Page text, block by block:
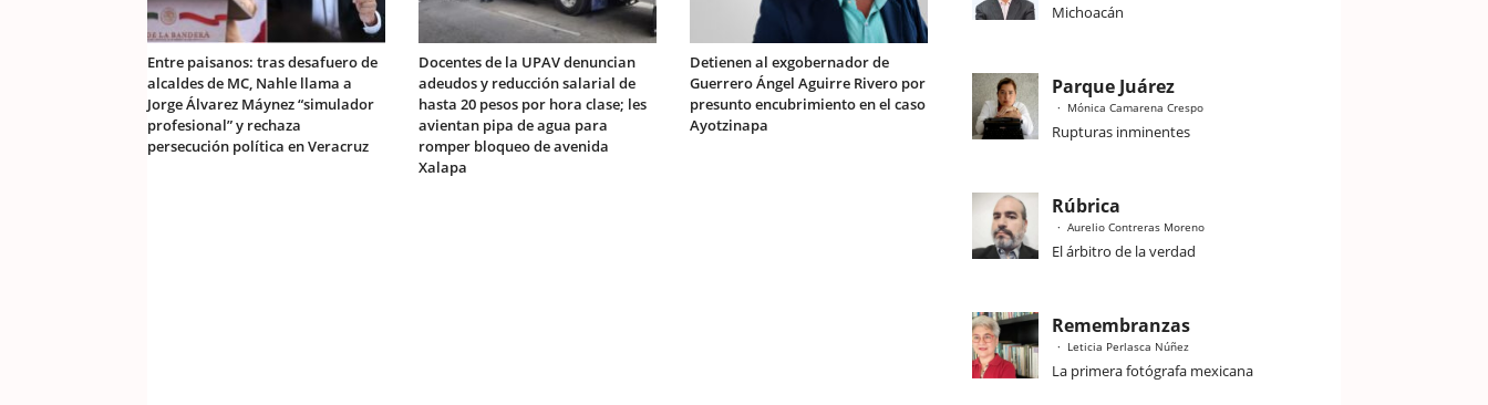
Entre paisanos: tras desafuero de
alcaldes de MC, Nahle llama a
Jorge Álvarez Máynez “simulador
profesional” y rechaza
persecución política en Veracruz
Docentes de la UPAV denuncian
adeudos y reducción salarial de
hasta 20 pesos por hora clase; les
avientan pipa de agua para
romper bloqueo de avenida
Xalapa
Detienen al exgobernador de
Guerrero Ángel Aguirre Rivero por
presunto encubrimiento en el caso
Ayotzinapa
Michoacán
Parque Juárez
Mónica Camarena Crespo
Rupturas inminentes
Rúbrica
Aurelio Contreras Moreno
El árbitro de la verdad
Remembranzas
Leticia Perlasca Núñez
La primera fotógrafa mexicana